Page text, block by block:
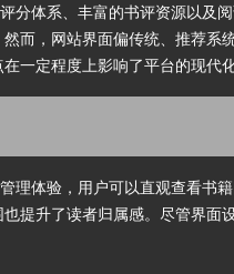
体系、丰富的书评资源以及
而，网站界面偏传统、推荐
一定程度上影响了平台的现代
体验，用户可以直观查看书
提升了读者归属感。尽管界